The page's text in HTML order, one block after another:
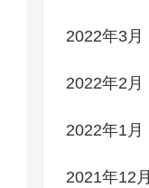
2022年3月
2022年2月
2022年1月
2021年12月